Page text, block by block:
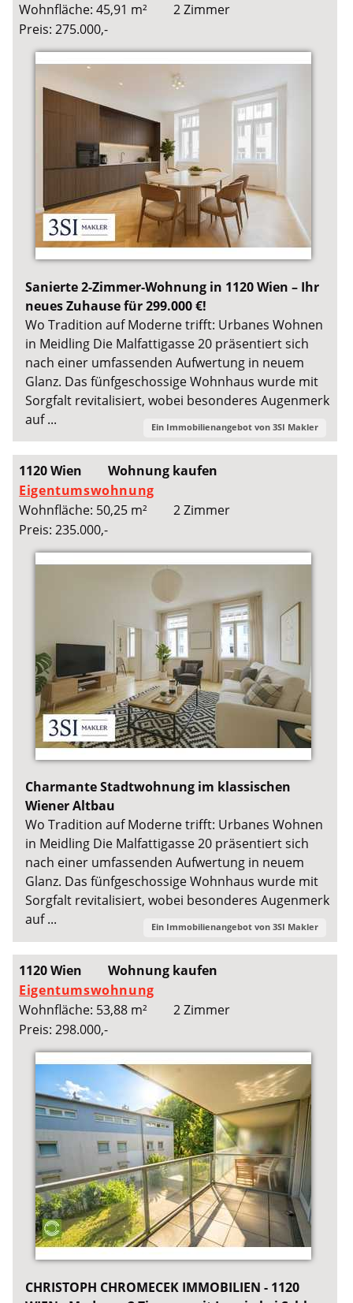
Wohnfläche: 45,91 m²
2 Zimmer
Preis: 275.000,-
Sanierte 2-Zimmer-Wohnung in 1120 Wien – Ihr
neues Zuhause für 299.000 €!
Wo Tradition auf Moderne trifft: Urbanes Wohnen
in Meidling Die Malfattigasse 20 präsentiert sich
nach einer umfassenden Aufwertung in neuem
Glanz. Das fünfgeschossige Wohnhaus wurde mit
Sorgfalt revitalisiert, wobei besonderes Augenmerk
auf ...
Ein Immobilienangebot von 3SI Makler
1120 Wien
Wohnung kaufen
Eigentumswohnung
Wohnfläche: 50,25 m²
2 Zimmer
Preis: 235.000,-
Charmante Stadtwohnung im klassischen
Wiener Altbau
Wo Tradition auf Moderne trifft: Urbanes Wohnen
in Meidling Die Malfattigasse 20 präsentiert sich
nach einer umfassenden Aufwertung in neuem
Glanz. Das fünfgeschossige Wohnhaus wurde mit
Sorgfalt revitalisiert, wobei besonderes Augenmerk
auf ...
Ein Immobilienangebot von 3SI Makler
1120 Wien
Wohnung kaufen
Eigentumswohnung
Wohnfläche: 53,88 m²
2 Zimmer
Preis: 298.000,-
CHRISTOPH CHROMECEK IMMOBILIEN - 1120